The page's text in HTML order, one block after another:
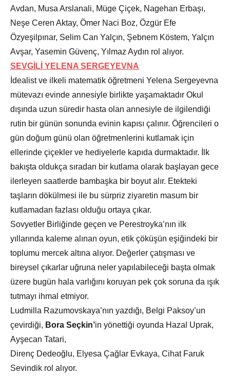
Avdan, Musa Arslanali, Müge Çiçek, Nagehan Erbaşı,
Neşe Ceren Aktay, Ömer Naci Boz, Özgür Efe
Özyeşilpınar, Selim Can Yalçın, Şebnem Köstem, Yalçın
Avşar, Yasemin Güvenç, Yılmaz Aydın rol alıyor.
SEVGİLİ YELENA SERGEYEVNA
İdealist ve ilkeli matematik öğretmeni Yelena Sergeyevna
mütevazı evinde annesiyle birlikte yaşamaktadır Okul
dışında uzun süredir hasta olan annesiyle de ilgilendiği
rutin bir günün sonunda evinin kapısı çalınır. Öğrencileri o
gün doğum günü olan öğretmenlerini kutlamak için
ellerinde çiçekler ve hediyelerle kapıda durmaktadır. İlk
bakışta oldukça sıradan bir kutlama olarak başlayan gece
ilerleyen saatlerde bambaşka bir boyut alır. Etekteki
taşların dökülmesi ile bu sürpriz ziyaretin masum bir
kutlamadan fazlası olduğu ortaya çıkar.
Sovyetler Birliğinde geçen ve Perestroyka’nın ilk
yıllarında kaleme alınan oyun, etik çöküşün eşiğindeki bir
toplumu mercek altına alıyor. Değerler çatışması ve
bireysel çıkarlar uğruna neler yapılabileceği başta olmak
üzere bugün hala varlığını koruyan pek çok soruna da ışık
tutmayı ihmal etmiyor.
Ludmilla Razumovskaya’nın yazdığı, Belgi Paksoy’un
çevirdiği, Bora Seçkin’in yönettiği oyunda Hazal Uprak,
Ayşecan Tatari,
Direnç Dedeoğlu, Elyesa Çağlar Evkaya, Cihat Faruk
Sevindik rol alıyor.